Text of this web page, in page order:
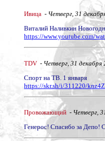
Ивица - Четверг, 31
Виталий Наливкин
https://www.youtube.com/
TDV - Четверг, 31 декабря
Спорт на ТВ. 1 января
https://skr.sh/i/311220/
Провожающий - Четверг,
Генерос! Спасибо за Депо!